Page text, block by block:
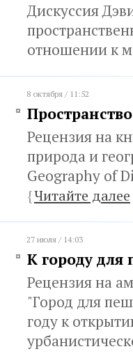
Дискуссия
отношении к
8 октября / 11:52
Рецензия на
природа и
Geography of
{Читайте далее
27 июля / 14:03
К городу
Рецензия на
"Город для
году к